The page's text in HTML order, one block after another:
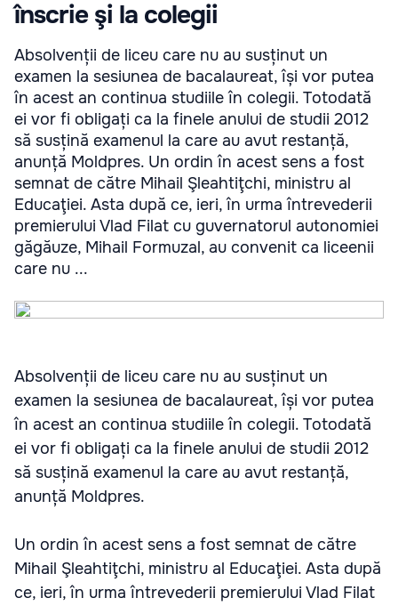
înscrie şi la colegii
Absolvenții de liceu care nu au susținut un
examen la sesiunea de bacalaureat, își vor putea
în acest an continua studiile în colegii. Totodată
ei vor fi obligați ca la finele anului de studii 2012
să susțină examenul la care au avut restanță,
anunță Moldpres. Un ordin în acest sens a fost
semnat de către Mihail Şleahtiţchi, ministru al
Educaţiei. Asta după ce, ieri, în urma întrevederii
premierului Vlad Filat cu guvernatorul autonomiei
găgăuze, Mihail Formuzal, au convenit ca liceenii
care nu ...
Absolvenții de liceu care nu au susținut un
examen la sesiunea de bacalaureat, își vor putea
în acest an continua studiile în colegii. Totodată
ei vor fi obligați ca la finele anului de studii 2012
să susțină examenul la care au avut restanță,
anunță Moldpres.
Un ordin în acest sens a fost semnat de către
Mihail Şleahtiţchi, ministru al Educaţiei. Asta după
ce, ieri, în urma întrevederii premierului Vlad Filat